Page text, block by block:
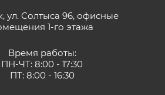
ул. Солтыса 96, офисные
1-го этажа
Время работы:
ПН-ЧТ: 8:00 - 17:30
ПТ: 8:00 - 16:30